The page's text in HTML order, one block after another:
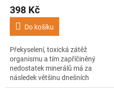
398 Kč
Do košíku
Překyselení, toxická zátěž
organismu a tím zapříčiněný
nedostatek minerálů má za
následek většinu dnešních
civilizačních nemocí.